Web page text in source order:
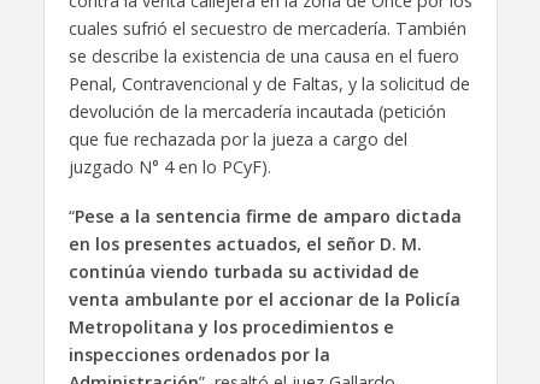
cuales sufrió el secuestro de mercadería. También
se describe la existencia de una causa en el fuero
Penal, Contravencional y de Faltas, y la solicitud de
devolución de la mercadería incautada (petición
que fue rechazada por la jueza a cargo del
juzgado N° 4 en lo PCyF).
“Pese a la sentencia firme de amparo dictada
en los presentes actuados, el señor D. M.
continúa viendo turbada su actividad de
venta ambulante por el accionar de la Policía
Metropolitana y los procedimientos e
inspecciones ordenados por la